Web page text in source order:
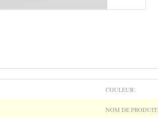
COULEUR:
NOM DE PRODUIT: